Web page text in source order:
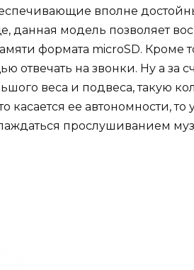
вполне
данная модель позволяет
формата microSD. Кроме
отвечать на звонки. Ну а за
веса и подвеса, такую
касается ее автономности, то
прослушиванием